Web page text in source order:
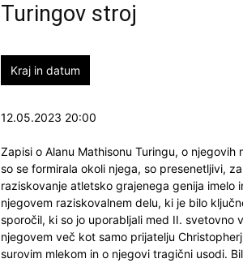
Turingov stroj
Kraj in datum
12.05.2023 20:00
Zapisi o Alanu Mathisonu Turingu, o
so se formirala okoli njega, so presenetljivi,
raziskovanje atletsko grajenega genija imelo
njegovem raziskovalnem delu, ki je bilo
sporočil, ki so jo uporabljali med II. svetovno
njegovem več kot samo prijatelju
surovim mlekom in o njegovi tragični usodi.